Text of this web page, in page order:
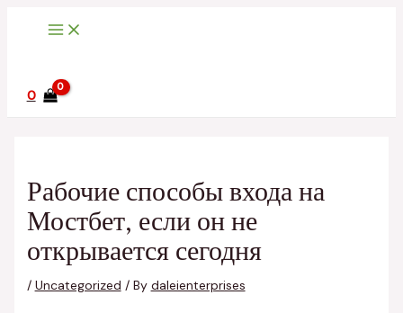
0
Рабочие способы входа на
Мостбет, если он не
открывается сегодня
/ Uncategorized / By daleienterprises
navigation